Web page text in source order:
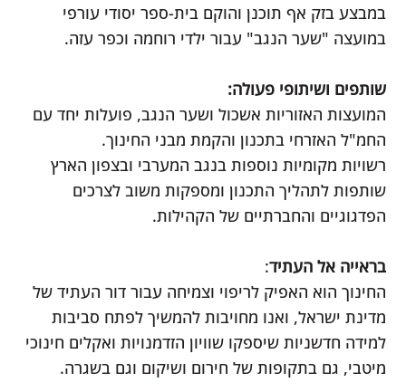
במבצע בזק אף תוכנן והוקם בית-ספר יסודי עורפי
במועצה "שער הנגב" עבור ילדי רוחמה וכפר עזה.
שותפים ושיתופי פעולה:
המועצות האזוריות אשכול ושער הנגב, פועלות יחד עם
החמ"ל האזרחי בתכנון והקמת מבני החינוך.
רשויות מקומיות נוספות בנגב המערבי ובצפון הארץ
שותפות לתהליך התכנון ומספקות משוב לצרכים
הפדגוגיים והחברתיים של הקהילות.
בראייה אל העתיד:
החינוך הוא האפיק לריפוי וצמיחה עבור דור העתיד של
מדינת ישראל, ואנו מחויבות להמשיך לפתח סביבות
למידה חדשניות שיספקו שוויון הזדמנויות ואקלים חינוכי
מיטבי, גם בתקופות של חירום ושיקום וגם בשגרה.